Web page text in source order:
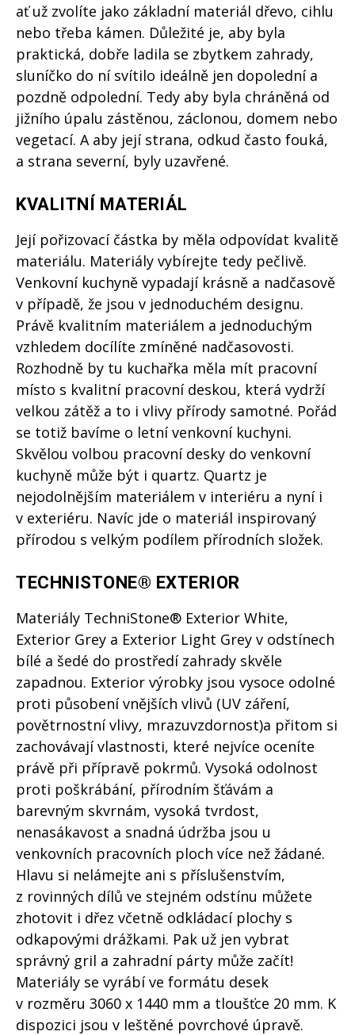
ať už zvolíte jako základní materiál dřevo, cihlu
nebo třeba kámen. Důležité je, aby byla
praktická, dobře ladila se zbytkem zahrady,
sluníčko do ní svítilo ideálně jen dopolední a
pozdně odpolední. Tedy aby byla chráněná od
jižního úpalu zástěnou, záclonou, domem nebo
vegetací. A aby její strana, odkud často fouká,
a strana severní, byly uzavřené.
KVALITNÍ MATERIÁL
Její pořizovací částka by měla odpovídat kvalitě
materiálu. Materiály vybírejte tedy pečlivě.
Venkovní kuchyně vypadají krásně a nadčasově
v případě, že jsou v jednoduchém designu.
Právě kvalitním materiálem a jednoduchým
vzhledem docílíte zmíněné nadčasovosti.
Rozhodně by tu kuchařka měla mít pracovní
místo s kvalitní pracovní deskou, která vydrží
velkou zátěž a to i vlivy přírody samotné. Pořád
se totiž bavíme o letní venkovní kuchyni.
Skvělou volbou pracovní desky do venkovní
kuchyně může být i quartz. Quartz je
nejodolnějším materiálem v interiéru a nyní i
v exteriéru. Navíc jde o materiál inspirovaný
přírodou s velkým podílem přírodních složek.
TECHNISTONE® EXTERIOR
Materiály TechniStone® Exterior White,
Exterior Grey a Exterior Light Grey v odstínech
bílé a šedé do prostředí zahrady skvěle
zapadnou. Exterior výrobky jsou vysoce odolné
proti působení vnějších vlivů (UV záření,
povětrnostní vlivy, mrazuvzdornost)a přitom si
zachovávají vlastnosti, které nejvíce oceníte
právě při přípravě pokrmů. Vysoká odolnost
proti poškrábání, přírodním šťávám a
barevným skvrnám, vysoká tvrdost,
nenasákavost a snadná údržba jsou u
venkovních pracovních ploch více než žádané.
Hlavu si nelámejte ani s příslušenstvím,
z rovinných dílů ve stejném odstínu můžete
zhotovit i dřez včetně odkládací plochy s
odkapovými drážkami. Pak už jen vybrat
správný gril a zahradní párty může začít!
Materiály se vyrábí ve formátu desek
v rozměru 3060 x 1440 mm a tloušťce 20 mm. K
dispozici jsou v leštěné povrchové úpravě.